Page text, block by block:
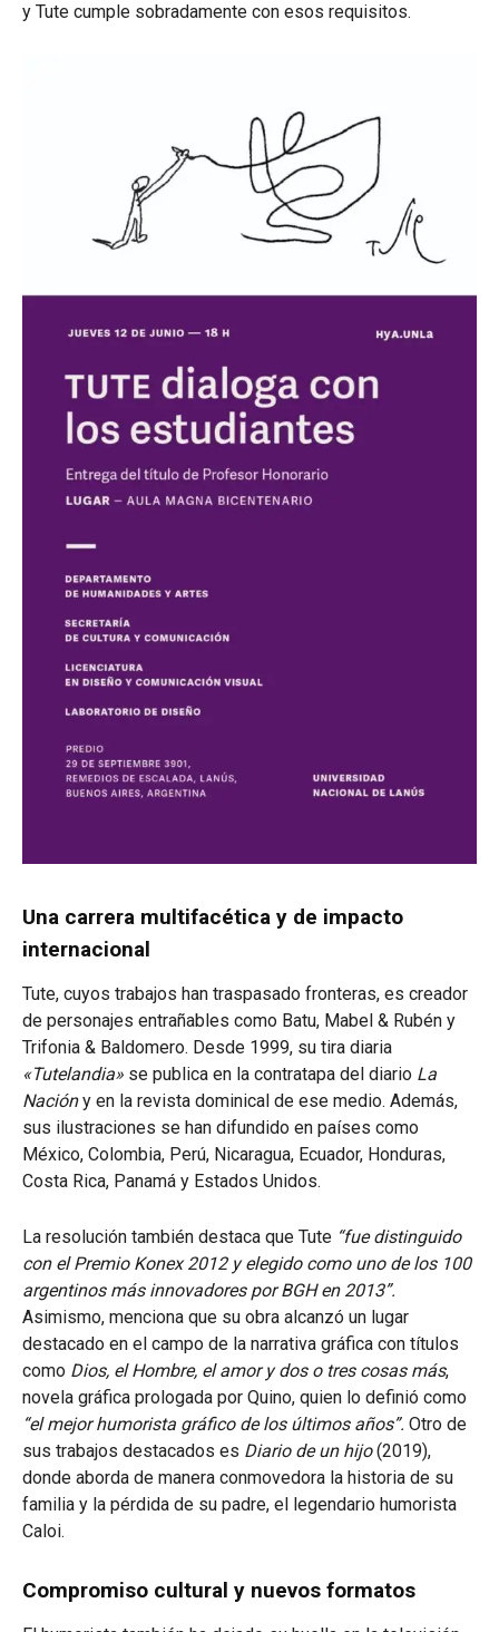
y Tute cumple sobradamente con esos requisitos.
Una carrera multifacética y de impacto
internacional
Tute, cuyos trabajos han traspasado fronteras, es creador
de personajes entrañables como Batu, Mabel & Rubén y
Trifonia & Baldomero. Desde 1999, su tira diaria
«Tutelandia» se publica en la contratapa del diario La
Nacióny en la revista dominical de ese medio. Además,
sus ilustraciones se han difundido en países como
México, Colombia, Perú, Nicaragua, Ecuador, Honduras,
Costa Rica, Panamá y Estados Unidos.
La resolución también destaca que Tute “fue distinguido
con el Premio Konex 2012 y elegido como uno de los 100
argentinos más innovadores por BGH en 2013”.
Asimismo, menciona que su obra alcanzó un lugar
destacado en el campo de la narrativa gráfica con títulos
como Dios, el Hombre, el amor y dos o tres cosas más,
novela gráfica prologada por Quino, quien lo definió como
“el mejor humorista gráfico de los últimos años”. Otro de
sus trabajos destacados es Diario de un hijo(2019),
donde aborda de manera conmovedora la historia de su
familia y la pérdida de su padre, el legendario humorista
Caloi.
Compromiso cultural y nuevos formatos